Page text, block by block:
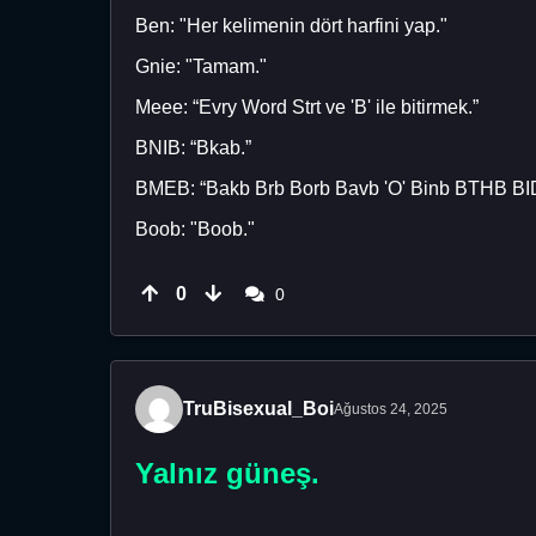
Ben: "Her kelimenin dört harfini yap."
Gnie: "Tamam."
Meee: “Evry Word Strt ve 'B' ile bitirmek.”
BNIB: “Bkab.”
BMEB: “Bakb Brb Borb Bavb 'O' Binb BTHB
Boob: "Boob."
0 0
TruBisexual_BoiAğustos 24, 2025
Yalnız güneş.